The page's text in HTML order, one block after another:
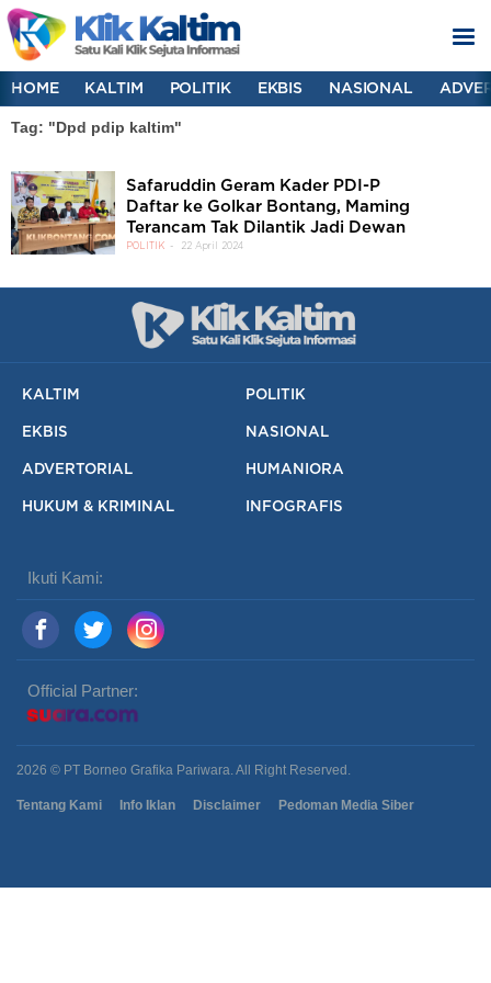
HOME KALTIM POLITIK EKBIS NASIONAL
Tag: "Dpd pdip kaltim"
Safaruddin Geram Kader PDI-P
Daftar ke Golkar Bontang, Maming
Terancam Tak Dilantik Jadi Dewan
POLITIK 22 April 2024
KALTIM POLITIK
EKBIS NASIONAL
ADVERTORIAL HUMANIORA
HUKUM & KRIMINAL INFOGRAFIS
Ikuti Kami:
Official Partner:
2026 © PT Borneo Grafika Pariwara. All Right Reserved.
Tentang Kami Info Iklan Disclaimer Pedoman Media Siber